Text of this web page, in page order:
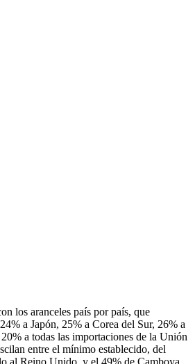
los aranceles país por país, que
a Japón, 25% a Corea del Sur, 26% a
a todas las importaciones de la Unión
entre el mínimo establecido, del